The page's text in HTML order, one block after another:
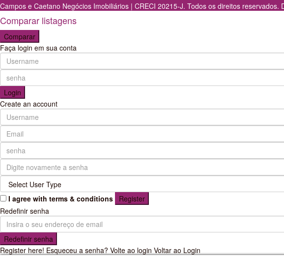
Campos e Caetano Negócios Imobiliários | CRECI 20215-J. Todos os direitos reservados.
Comparar listagens
Comparar
Faça login em sua conta
Login
Create an account
I agree with terms & conditions
Register
Redefinir senha
Redefinir senha
Register here! Esqueceu a senha? Volte ao login Voltar ao Login